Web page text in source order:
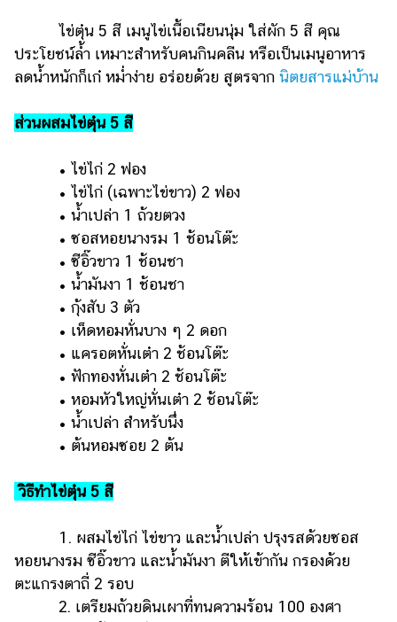
ไข่ตุ๋น 5 สี เมนูไข่เนื้อเนียนนุ่ม ใส่ผัก 5 สี คุณ
ประโยชน์ล้ำ เหมาะสำหรับคนกินคลีน หรือเป็นเมนูอาหาร
ลดน้ำหนักก็เก๋ หม่ำง่าย อร่อยด้วย สูตรจาก นิตยสารแม่บ้าน
ส่วนผสมไข่ตุ๋น 5 สี
• ​ไข่ไก่ 2 ฟอง
• ​ไข่ไก่ (เฉพาะไข่ขาว) 2 ฟอง
• ​น้ำเปล่า 1 ถ้วยตวง
• ​ซอสหอยนางรม 1 ช้อนโต๊ะ
• ​ซีอิ๊วขาว 1 ช้อนชา
• ​น้ำมันงา 1 ช้อนชา
• ​กุ้งสับ 3 ตัว
• ​เห็ดหอมหั่นบาง ๆ 2 ดอก
• ​แครอตหั่นเต๋า 2 ช้อนโต๊ะ
• ​ฟักทองหั่นเต๋า 2 ช้อนโต๊ะ
• ​หอมหัวใหญ่หั่นเต๋า 2 ช้อนโต๊ะ
• ​น้ำเปล่า สำหรับนึ่ง
• ​ต้นหอมซอย 2 ต้น
วิธีทำไข่ตุ๋น 5 สี
1. ผสมไข่ไก่ ไข่ขาว และน้ำเปล่า ปรุงรสด้วยซอส
หอยนางรม ซีอิ๊วขาว และน้ำมันงา ตีให้เข้ากัน กรองด้วย
ตะแกรงตาถี่ 2 รอบ
2. เตรียมถ้วยดินเผาที่ทนความร้อน 100 องศา